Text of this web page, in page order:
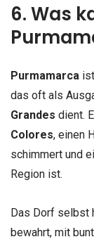
6. Was
Purmamarca
das oft als
Grandes dient.
Colores, einen
schimmert und
Region ist.
Das Dorf selbst
bewahrt, mit